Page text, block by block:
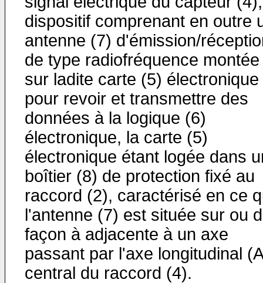
dispositif comprenant en outre
antenne (7) d'émission/
de type radiofréquence montée
sur ladite carte (5) électronique
pour revoir et transmettre des
données à la logique (6)
électronique, la carte (5)
électronique étant logée dans
boîtier (8) de protection fixé au
raccord (2), caractérisé en ce
l'antenne (7) est située sur ou
façon à adjacente à un axe
passant par l'axe longitudinal
central du raccord (4).